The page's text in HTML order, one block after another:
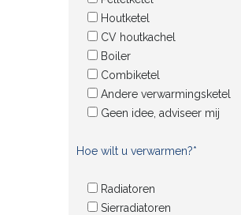
Houtketel
CV houtkachel
Boiler
Combiketel
Andere verwarmingsketel
Geen idee, adviseer mij
Hoe wilt u verwarmen?*
Radiatoren
Sierradiatoren